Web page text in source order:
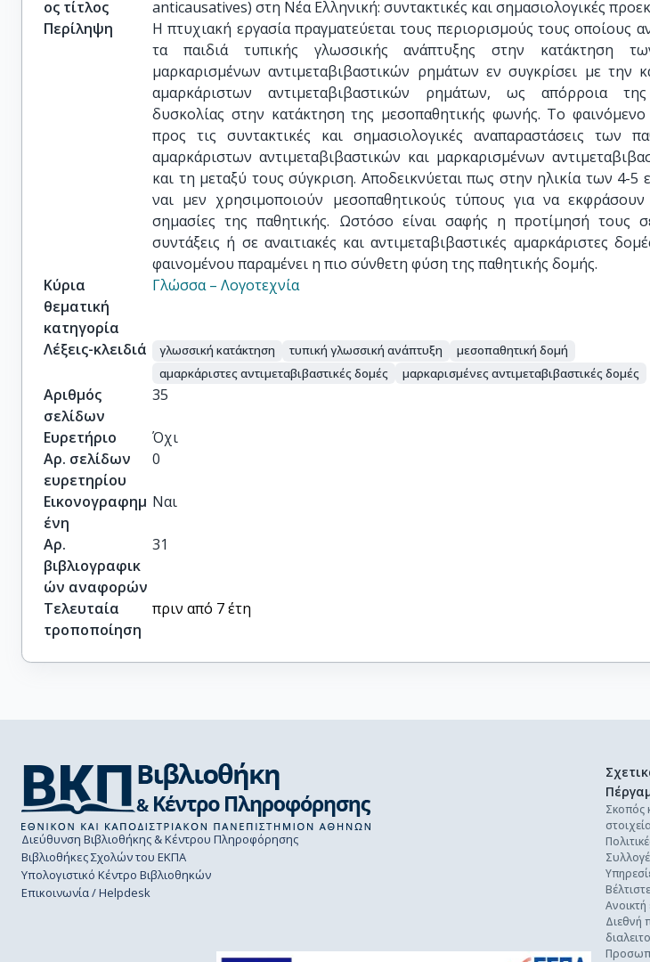
ος τίτλος
anticausatives) στη Νέα Ελληνική: συντακτικές και σημασιολογικές
Περίληψη
Η πτυχιακή εργασία πραγματεύεται τους περιορισμούς τους οποίους
τα παιδιά τυπικής γλωσσικής ανάπτυξης στην κατάκτηση
μαρκαρισμένων αντιμεταβιβαστικών ρημάτων εν συγκρίσει με την
αμαρκάριστων αντιμεταβιβαστικών ρημάτων, ως απόρροια της
δυσκολίας στην κατάκτηση της μεσοπαθητικής φωνής. Το φαινόμενο
προς τις συντακτικές και σημασιολογικές αναπαραστάσεις των
αμαρκάριστων αντιμεταβιβαστικών και μαρκαρισμένων
και τη μεταξύ τους σύγκριση. Αποδεικνύεται πως στην ηλικία των 4-5
ναι μεν χρησιμοποιούν μεσοπαθητικούς τύπους για να εκφράσουν
σημασίες της παθητικής. Ωστόσο είναι σαφής η προτίμησή τους
συντάξεις ή σε αναιτιακές και αντιμεταβιβαστικές αμαρκάριστες
φαινομένου παραμένει η πιο σύνθετη φύση της παθητικής δομής.
Κύρια
θεματική
κατηγορία
Γλώσσα – Λογοτεχνία
Λέξεις-κλειδιά γλωσσική κατάκτηση τυπική γλωσσική ανάπτυξη
μεσοπαθητική δομή
αμαρκάριστες αντιμεταβιβαστικές δομές
μαρκαρισμένες αντιμεταβιβαστικές δομές
Αριθμός
σελίδων
35
Ευρετήριο
Όχι
Αρ. σελίδων
ευρετηρίου
0
Εικονογραφημ
ένη
Ναι
Αρ.
βιβλιογραφικ
ών αναφορών
31
Τελευταία
τροποποίηση
πριν από 7 έτη
Διεύθυνση Βιβλιοθήκης & Κέντρου Πληροφόρησης
Βιβλιοθήκες Σχολών του ΕΚΠΑ
Υπολογιστικό Κέντρο Βιβλιοθηκών
Επικοινωνία / Helpdesk
Σκοπός
Ανοικτή
Διεθνή